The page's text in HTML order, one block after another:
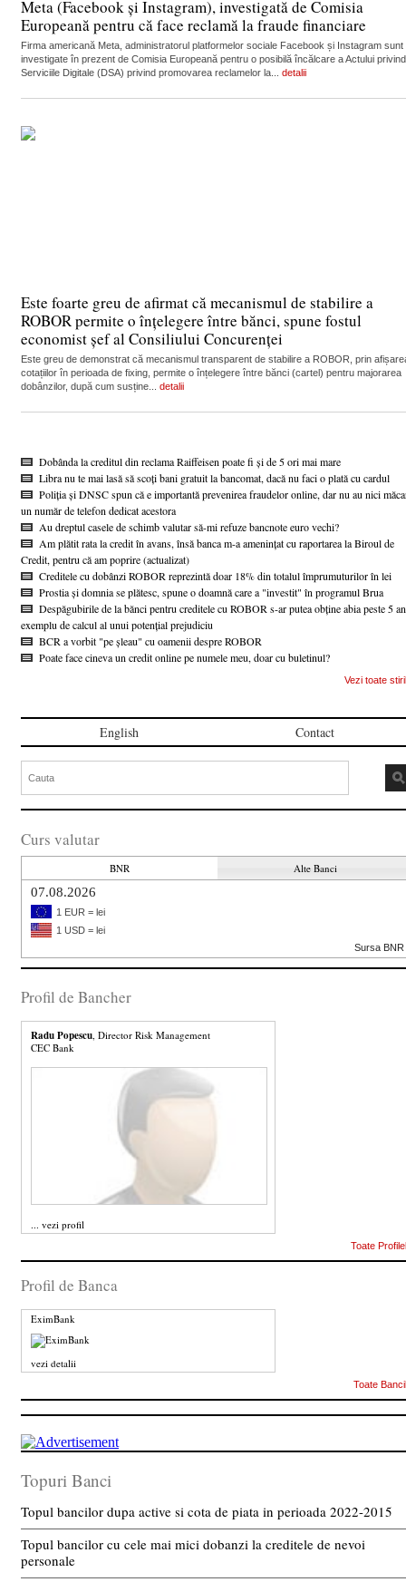
Meta (Facebook și Instagram), investigată de Comisia
Europeană pentru că face reclamă la fraude financiare
Firma americană Meta, administratorul platformelor sociale Facebook și Instagram sunt
investigate în prezent de Comisia Europeană pentru o posibilă încălcare a Actului privind
Serviciile Digitale (DSA) privind promovarea reclamelor la... detalii
Este foarte greu de afirmat că mecanismul de stabilire a
ROBOR permite o înțelegere între bănci, spune fostul
economist șef al Consiliului Concurenței
Este greu de demonstrat că mecanismul transparent de stabilire a ROBOR, prin
cotațiilor în perioada de fixing, permite o înțelegere între bănci (cartel) pentru majorarea
dobânzilor, după cum susține... detalii
Dobânda la creditul din reclama Raiffeisen poate fi și de 5 ori mai mare
Libra nu te mai lasă să scoți bani gratuit la bancomat, dacă nu faci o plată cu cardul
Poliția și DNSC spun că e importantă prevenirea fraudelor online, dar nu au nici
un număr de telefon dedicat acestora
Au dreptul casele de schimb valutar să-mi refuze bancnote euro vechi?
Am plătit rata la credit în avans, însă banca m-a amenințat cu raportarea la Biroul de
Credit, pentru că am poprire (actualizat)
Creditele cu dobânzi ROBOR reprezintă doar 18% din totalul împrumuturilor în lei
Prostia și domnia se plătesc, spune o doamnă care a "investit" în programul Brua
Despăgubirile de la bănci pentru creditele cu ROBOR s-ar putea obține abia peste 5
exemplu de calcul al unui potențial prejudiciu
BCR a vorbit "pe șleau" cu oamenii despre ROBOR
Poate face cineva un credit online pe numele meu, doar cu buletinul?
Vezi toate
English Contact
Curs valutar
BNR Alte Banci
07.08.2026
1 EUR = lei
1 USD = lei
Sursa BNR
Profil de Bancher
Radu Popescu , Director Risk Management
CEC Bank
... vezi profil
Toate
Profil de Banca
EximBank
vezi detalii
Toate
Topuri Banci
Topul bancilor dupa active si cota de piata in perioada 2022-2015
Topul bancilor cu cele mai mici dobanzi la creditele de nevoi
personale